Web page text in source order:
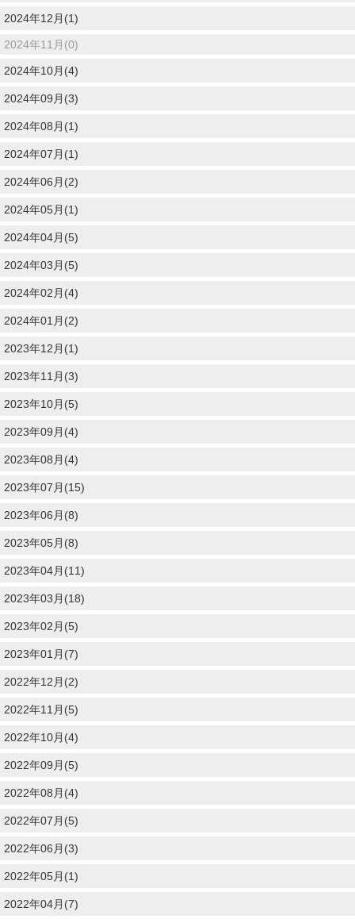
2024年12月(1)
2024年11月(0)
2024年10月(4)
2024年09月(3)
2024年08月(1)
2024年07月(1)
2024年06月(2)
2024年05月(1)
2024年04月(5)
2024年03月(5)
2024年02月(4)
2024年01月(2)
2023年12月(1)
2023年11月(3)
2023年10月(5)
2023年09月(4)
2023年08月(4)
2023年07月(15)
2023年06月(8)
2023年05月(8)
2023年04月(11)
2023年03月(18)
2023年02月(5)
2023年01月(7)
2022年12月(2)
2022年11月(5)
2022年10月(4)
2022年09月(5)
2022年08月(4)
2022年07月(5)
2022年06月(3)
2022年05月(1)
2022年04月(7)